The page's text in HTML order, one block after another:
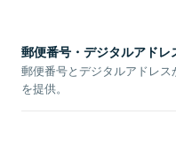
郵便番号・デジタルアドレ
郵便番号とデジタルアドレ
を提供。